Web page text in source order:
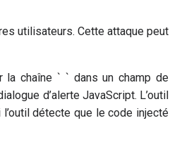
utilisateurs. Cette attaque peut
la chaîne ` ` dans un champ de
d’alerte JavaScript. L’outil
détecte que le code injecté